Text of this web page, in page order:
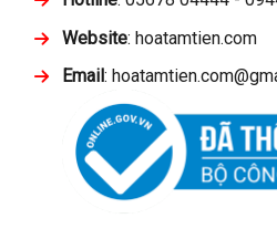
Website: hoatamtien.com
Email :